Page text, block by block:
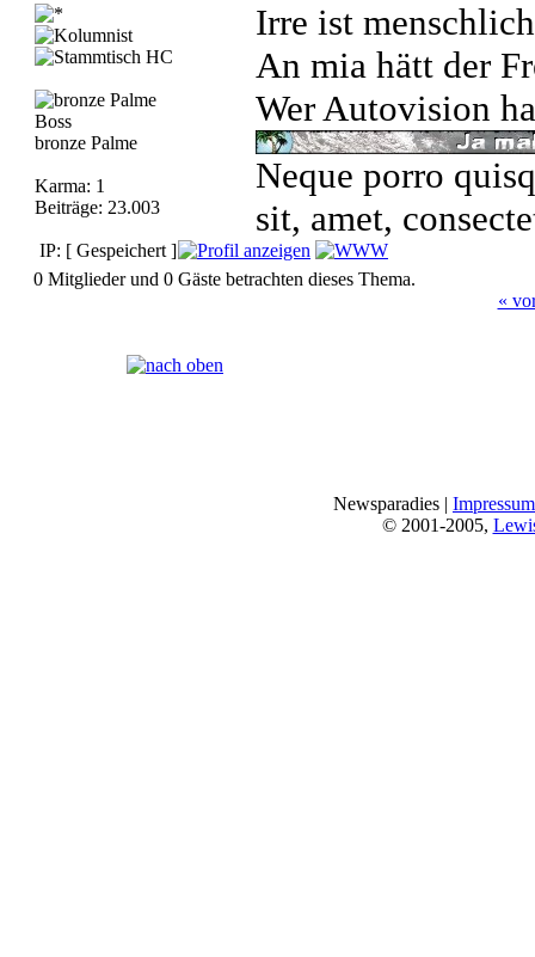
Boss
bronze Palme
Karma: 1
Beiträge: 23.003
Irre ist
An mia hätt der
Wer Autovision
Neque porro
sit, amet,
IP: [ Gespeichert ]
0 Mitglieder und 0 Gäste betrachten dieses Thema.
«
Newsparadies | Impressum
© 2001-2005,